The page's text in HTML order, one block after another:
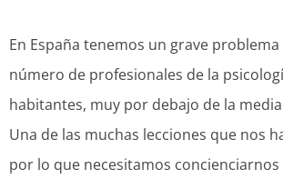
En España tenemos un grave
número de profesionales de la
habitantes, muy por debajo de la
Una de las muchas lecciones que nos
por lo que necesitamos